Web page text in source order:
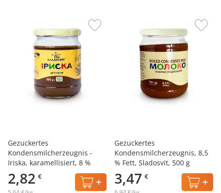
Gezuckertes
Kondensmilcherzeugnis -
Iriska, karamellisiert, 8 %
Fett, Sladosvit, 500 g
2,82 €
Gezuckertes
Kondensmilcherzeugnis, 8,5
% Fett, Sladosvit, 500 g
3,47 €